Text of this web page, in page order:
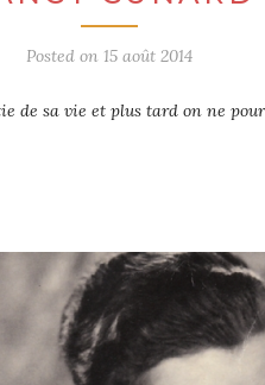
Posted on 15 août 2014
de sa vie et plus tard on ne